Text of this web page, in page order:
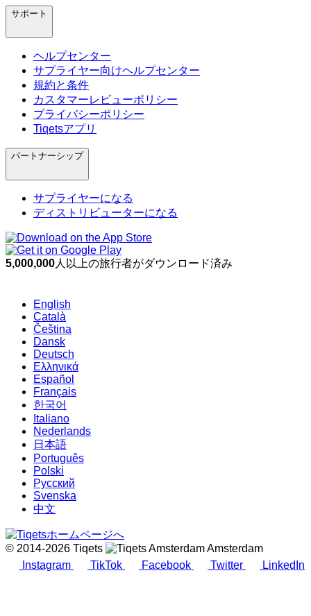
サポート
ヘルプセンター
サプライヤー向けヘルプセンター
規約と条件
カスタマーレビューポリシー
プライバシーポリシー
Tiqetsアプリ
パートナーシップ
サプライヤーになる
ディストリビューターになる
5,000,000人以上の旅行者がダウンロード済み
English
Català
Čeština
Dansk
Deutsch
Ελληνικά
Español
Français
한국어
Italiano
Nederlands
日本語
Português
Polski
Русский
Svenska
中文
© 2014-2026 Tiqets
Amsterdam
Instagram
TikTok Facebook Twitter LinkedIn